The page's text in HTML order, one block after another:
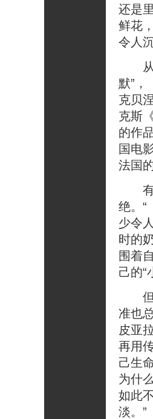
还是
鲜花
令人
从
默”，
克贝
克斯
的作
国电
法国
有
绝。“
少令
时的
围着
己的“
但
准也
皮亚
再用
己生
为什
如此
淡。”